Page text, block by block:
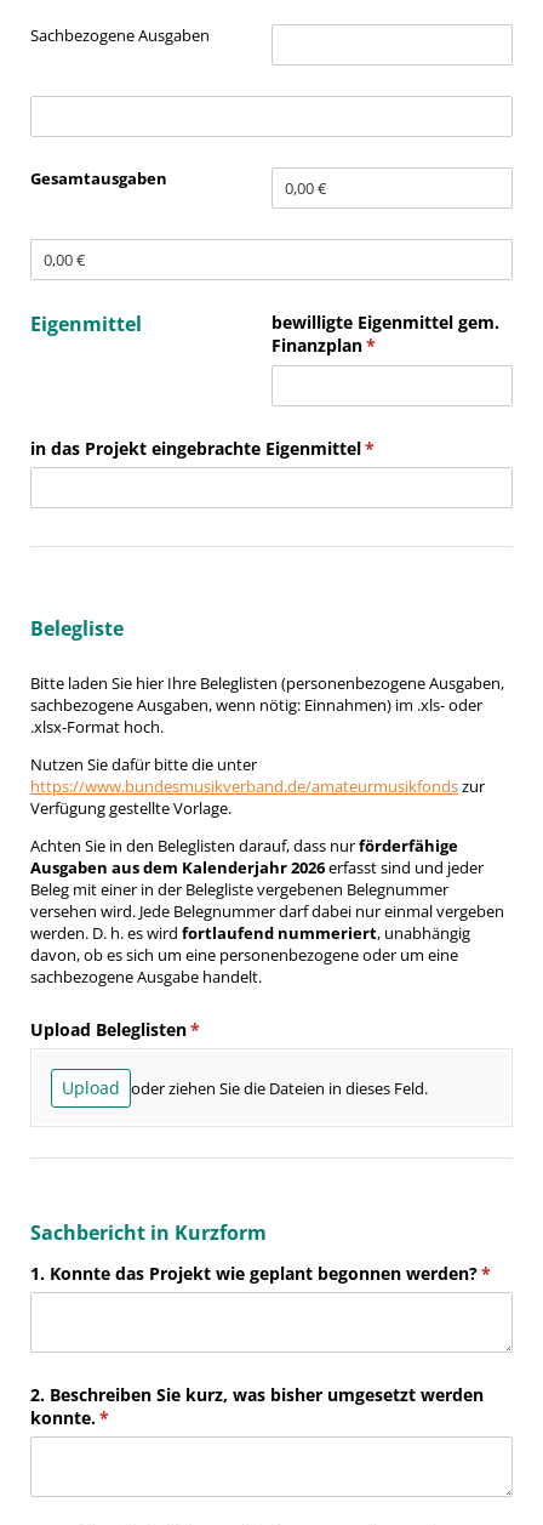
Sachbezogene Ausgaben
Gesamtausgaben gesamt bewilligt
gesamt verausgabt
Eigenmittel
bewilligte Eigenmittel gem.
Finanzplan*
(erforderlich)
in das Projekt eingebrachte Eigenmittel*
(erforderlich)
Belegliste
Bitte laden Sie hier Ihre Beleglisten (personenbezogene Ausgaben,
sachbezogene Ausgaben, wenn nötig: Einnahmen) im .xls- oder
.xlsx-Format hoch.
Nutzen Sie dafür bitte die unter
https://www.bundesmusikverband.de/amateurmusikfondszur
Verfügung gestellte Vorlage.
Achten Sie in den Beleglisten darauf, dass nurförderfähige
Ausgaben aus dem Kalenderjahr 2026erfasst sind und jeder
Beleg mit einer in der Belegliste vergebenen Belegnummer
versehen wird. Jede Belegnummer darf dabei nur einmal vergeben
werden. D. h. es wird fortlaufend nummeriert, unabhängig
davon, ob es sich um eine personenbezogene oder um eine
sachbezogene Ausgabe handelt.
Upload Beleglisten*
(erforderlich)
Upload oder ziehen Sie die Dateien in dieses Feld.
Sachbericht in Kurzform
1. Konnte das Projekt wie geplant begonnen werden?*
2. Beschreiben Sie kurz, was bisher umgesetzt werden
konnte.*
(erforderlich)